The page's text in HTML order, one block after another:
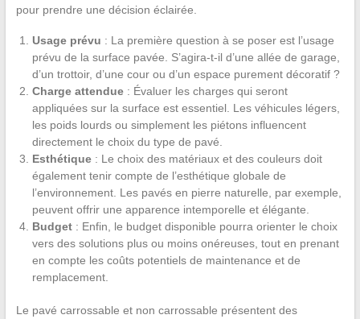
pour prendre une décision éclairée.
Usage prévu : La première question à se poser est l’usage
prévu de la surface pavée. S’agira-t-il d’une allée de garage,
d’un trottoir, d’une cour ou d’un espace purement décoratif ?
Charge attendue: Évaluer les charges qui seront
appliquées sur la surface est essentiel. Les véhicules légers,
les poids lourds ou simplement les piétons influencent
directement le choix du type de pavé.
Esthétique: Le choix des matériaux et des couleurs doit
également tenir compte de l’esthétique globale de
l’environnement. Les pavés en pierre naturelle, par exemple,
peuvent offrir une apparence intemporelle et élégante.
Budget: Enfin, le budget disponible pourra orienter le choix
vers des solutions plus ou moins onéreuses, tout en prenant
en compte les coûts potentiels de maintenance et de
remplacement.
Le pavé carrossable et non carrossable présentent des